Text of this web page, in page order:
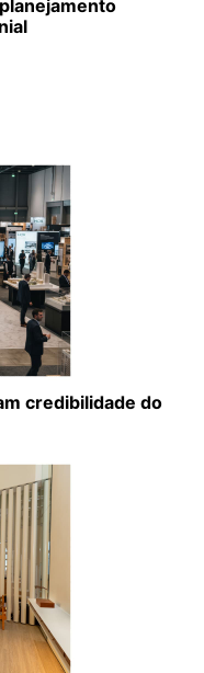
credibilidade do